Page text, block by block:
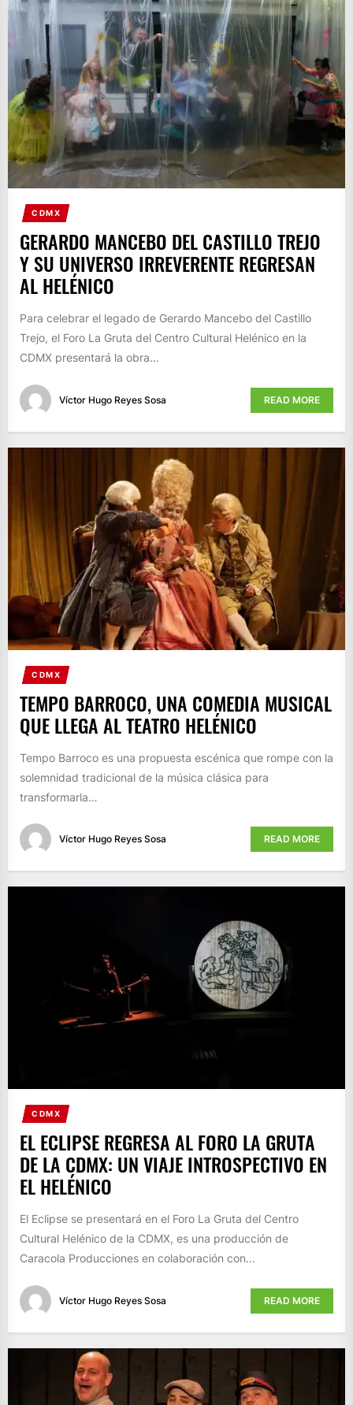
CDMX
GERARDO MANCEBO DEL CASTILLO TREJO
Y SU UNIVERSO IRREVERENTE REGRESAN
AL HELÉNICO
Para celebrar el legado de Gerardo Mancebo del Castillo
Trejo, el Foro La Gruta del Centro Cultural Helénico en la
CDMX presentará la obra…
Víctor Hugo Reyes Sosa READ MORE
CDMX
TEMPO BARROCO, UNA COMEDIA MUSICAL
QUE LLEGA AL TEATRO HELÉNICO
Tempo Barroco es una propuesta escénica que rompe con la
solemnidad tradicional de la música clásica para
transformarla…
Víctor Hugo Reyes Sosa READ MORE
CDMX
EL ECLIPSE REGRESA AL FORO LA GRUTA
DE LA CDMX: UN VIAJE INTROSPECTIVO EN
EL HELÉNICO
El Eclipse se presentará en el Foro La Gruta del Centro
Cultural Helénico de la CDMX, es una producción de
Caracola Producciones en colaboración con...
Víctor Hugo Reyes Sosa READ MORE